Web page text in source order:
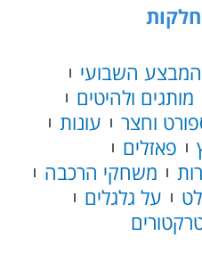
המבצע השבועי
מותגים ולהיטים
וחצר
עונות
פאזלים
משחקי הרכבה
על גלגלים